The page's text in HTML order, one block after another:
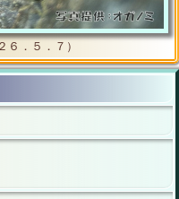
．５．７）